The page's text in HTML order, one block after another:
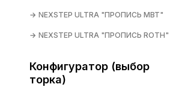
NEXSTEP ULTRA "ПРОПИСЬ MBT"
NEXSTEP ULTRA "ПРОПИСЬ ROTH"
Конфигуратор (выбор
торка)